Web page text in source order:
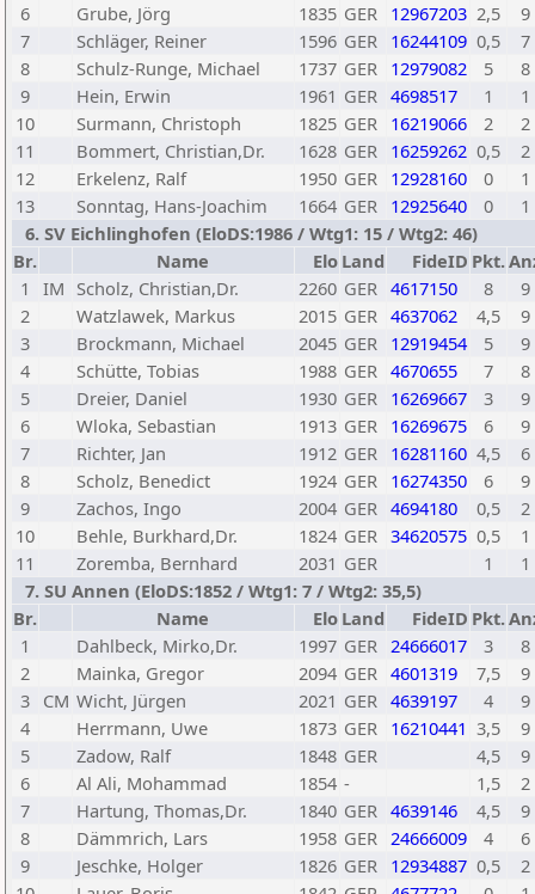
6
Grube, Jörg 1835 GER 12967203 2,5
9
7
Schläger, Reiner 1596 GER 16244109 0,5
7
8
Schulz-Runge, Michael 1737 GER 12979082 5
8
9
Hein, Erwin 1961 GER 4698517 1
1
10
Surmann, Christoph 1825 GER 16219066 2
2
11
Bommert, Christian,Dr. 1628 GER 16259262 0,5
2
12
Erkelenz, Ralf 1950 GER 12928160 0
1
13
Sonntag, Hans-Joachim 1664 GER 12925640 0
1
6. SV Eichlinghofen (EloDS:1986 / Wtg1: 15 / Wtg2: 46)
Br.
Name Elo Land FideID Pkt.
1
IM Scholz, Christian,Dr. 2260 GER 4617150 8
9
2
Watzlawek, Markus 2015 GER 4637062 4,5
9
3
Brockmann, Michael 2045 GER 12919454 5
9
4
Schütte, Tobias 1988 GER 4670655 7
8
5
Dreier, Daniel 1930 GER 16269667 3
9
6
Wloka, Sebastian 1913 GER 16269675 6
9
7
Richter, Jan 1912 GER 16281160 4,5
6
8
Scholz, Benedict 1924 GER 16274350 6
9
9
Zachos, Ingo 2004 GER 4694180 0,5
2
10
Behle, Burkhard,Dr. 1824 GER 34620575 0,5
1
11
Zoremba, Bernhard 2031 GER 1
1
7. SU Annen (EloDS:1852 / Wtg1: 7 / Wtg2: 35,5)
Br.
Name Elo Land FideID Pkt.
1
Dahlbeck, Mirko,Dr. 1997 GER 24666017 3
8
2
Mainka, Gregor 2094 GER 4601319 7,5
9
3 CM Wicht, Jürgen 2021 GER 4639197 4
9
4
Herrmann, Uwe 1873 GER 16210441 3,5
9
5
Zadow, Ralf 1848 GER 4,5
9
6
Al Ali, Mohammad 1854 - 1,5
2
7
Hartung, Thomas,Dr. 1840 GER 4639146 4,5
9
8
Dämmrich, Lars 1958 GER 24666009 4
6
9
Jeschke, Holger 1826 GER 12934887 0,5
2